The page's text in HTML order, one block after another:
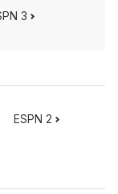
3
ESPN 2